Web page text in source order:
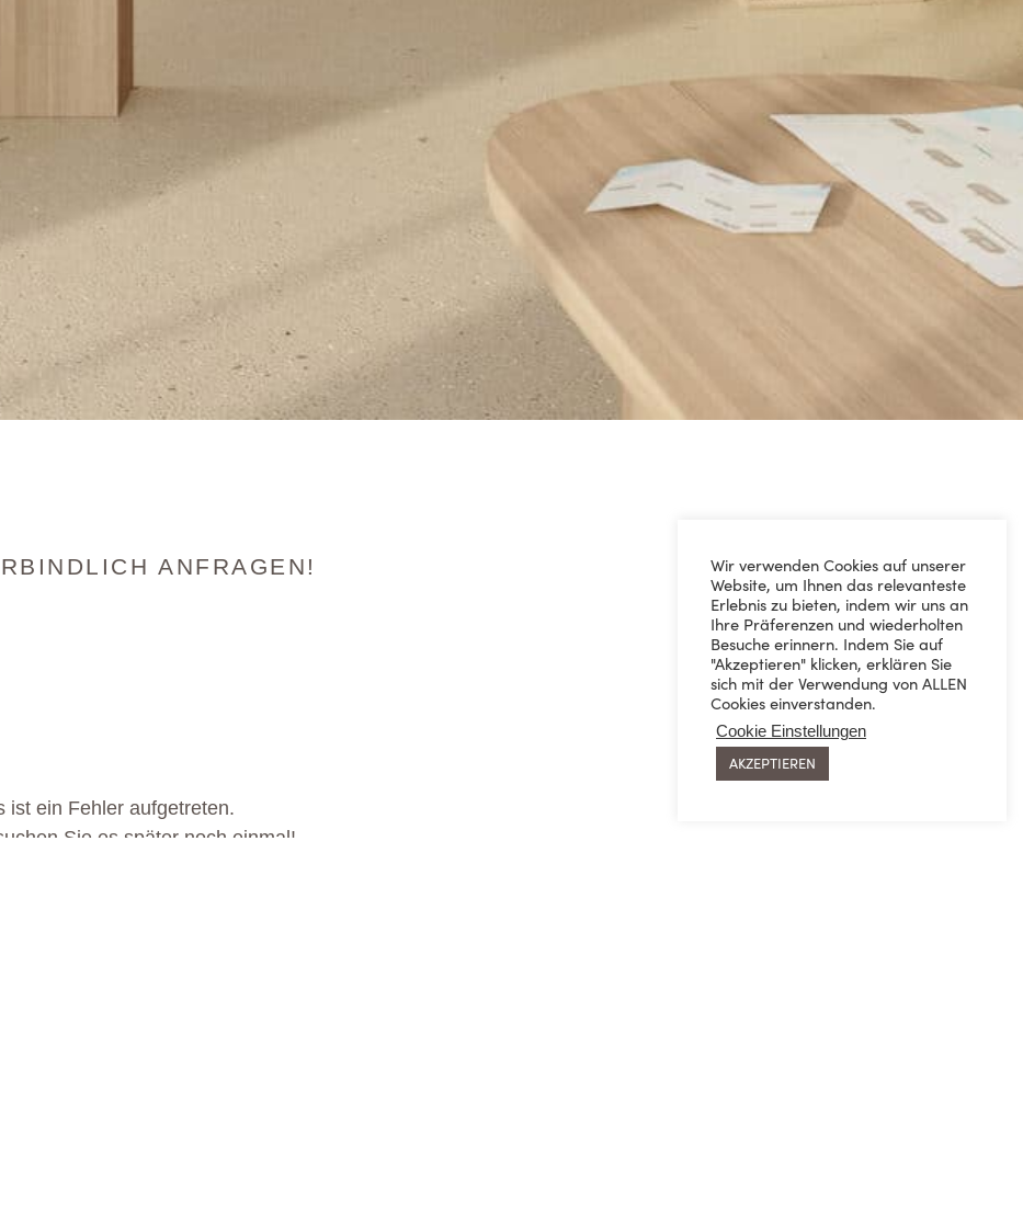
ANFRAGEN!
ist ein Fehler aufgetreten.
Sie es später noch einmal!
Wir verwenden Cookies auf unserer
Website, um Ihnen das relevanteste
Erlebnis zu bieten, indem wir uns an
Ihre Präferenzen und wiederholten
Besuche erinnern. Indem Sie auf
"Akzeptieren" klicken, erklären Sie
sich mit der Verwendung von ALLEN
Cookies einverstanden.
Cookie Einstellungen
AKZEPTIEREN